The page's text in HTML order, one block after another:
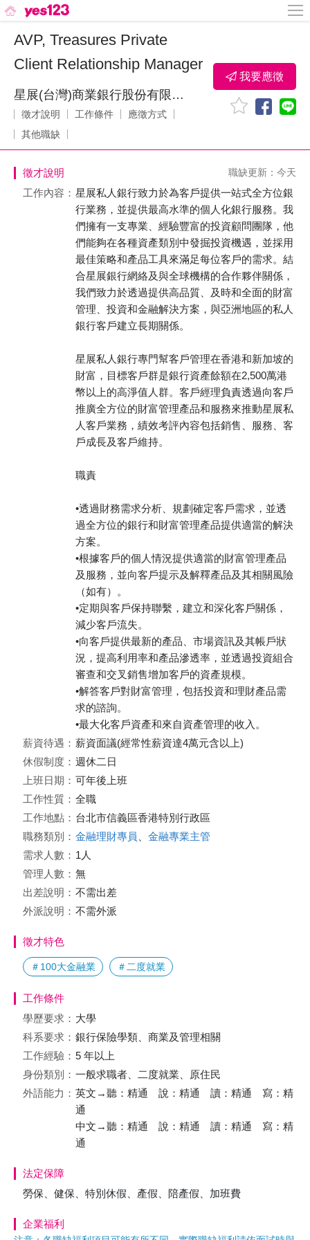
AVP, Treasures Private
Client Relationship Manager
星展(台灣)商業銀行股份有限公司
徵才說明 工作條件
應徵方式
其他職缺
我要應徵
徵才說明 職缺更新：今天
工作內容： 星展私人銀行致力於為客戶提供一站式全方位銀
行業務，並提供最高水準的個人化銀行服務。我
們擁有一支專業、經驗豐富的投資顧問團隊，他
們能夠在各種資產類別中發掘投資機遇，並採用
最佳策略和產品工具來滿足每位客戶的需求。結
合星展銀行網絡及與全球機構的合作夥伴關係，
我們致力於透過提供高品質、及時和全面的財富
管理、投資和金融解決方案，與亞洲地區的私人
銀行客戶建立長期關係。
星展私人銀行專門幫客戶管理在香港和新加坡的
財富，目標客戶群是銀行資產餘額在2,500萬港
幣以上的高淨值人群。客戶經理負責透過向客戶
推廣全方位的財富管理產品和服務來推動星展私
人客戶業務，績效考評內容包括銷售、服務、客
戶成長及客戶維持。
職責
•透過財務需求分析、規劃確定客戶需求，並透
過全方位的銀行和財富管理產品提供適當的解決
方案。
•根據客戶的個人情況提供適當的財富管理產品
及服務，並向客戶提示及解釋產品及其相關風險
（如有）。
•定期與客戶保持聯繫，建立和深化客戶關係，
減少客戶流失。
•向客戶提供最新的產品、市場資訊及其帳戶狀
況，提高利用率和產品滲透率，並透過投資組合
審查和交叉銷售增加客戶的資產規模。
•解答客戶對財富管理，包括投資和理財產品需
求的諮詢。
•最大化客戶資產和來自資產管理的收入。
薪資待遇： 薪資面議(經常性薪資達4萬元含以上)
休假制度： 週休二日
上班日期： 可年後上班
工作性質： 全職
工作地點： 台北市信義區香港特別行政區
職務類別： 金融理財專員
金融專業主管
需求人數： 1人
管理人數： 無
出差說明： 不需出差
外派說明： 不需外派
徵才特色
＃100大金融業 ＃二度就業
工作條件
學歷要求： 大學
科系要求： 銀行保險學類、商業及管理相關
工作經驗： 5 年以上
身份類別： 一般求職者、二度就業、原住民
外語能力： 英文→聽：精通 說：精通 讀：精通 寫：精
通
中文→聽：精通 說：精通 讀：精通 寫：精
通
法定保障
勞保、健保、特別休假、產假、陪產假、加班費
企業福利